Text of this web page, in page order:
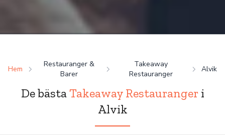
Hem
Restauranger &
Barer
Takeaway
Restauranger
Alvik
De bästaTakeaway Restaurangeri
Alvik